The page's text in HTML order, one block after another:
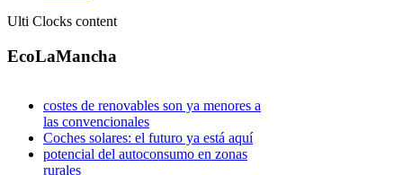
Ulti Clocks content
EcoLaMancha
costes de renovables son ya menores a
las convencionales
Coches solares: el futuro ya está aquí
potencial del autoconsumo en zonas
rurales